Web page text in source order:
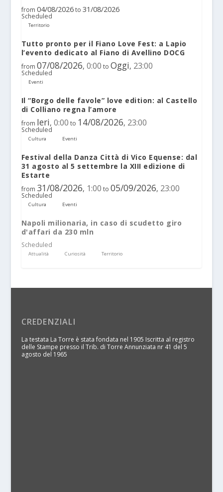
from 04/08/2026 to 31/08/2026
Scheduled
Territorio
Tutto pronto per il Fiano Love Fest: a Lapio
l’evento dedicato al Fiano di Avellino DOCG
from 07/08/2026, 0:00 to Oggi, 23:00
Scheduled
Eventi
Il “Borgo delle favole” love edition: al Castello
di Colliano regna l’amore
from Ieri, 0:00 to 14/08/2026, 23:00
Scheduled
Cultura Eventi
Festival della Danza Città di Vico Equense: dal
31 agosto al 5 settembre la XIII edizione di
Estarte
from 31/08/2026, 1:00 to 05/09/2026, 23:00
Scheduled
Cultura Eventi
Napoli milionaria, in caso di scudetto giro
d'affari da 230 mln
Scheduled
Attualità Curiosità Territorio
CREDENZIALI
La testata La Torre è stata fondata nel 1905 Iscritta al registro
delle Stampe presso il Trib. di Torre Annunziata nr 41 del 5
agosto del 1965